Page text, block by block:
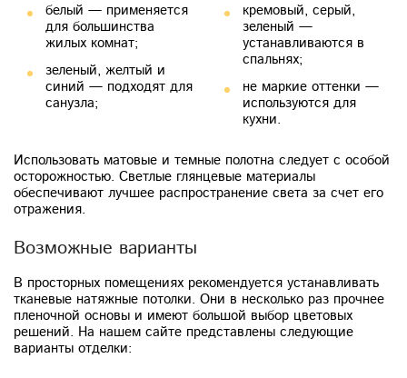
белый — применяется
для большинства
жилых комнат;
зеленый, желтый и
синий — подходят для
санузла;
кремовый, серый,
зеленый —
устанавливаются в
спальнях;
не маркие оттенки —
используются для
кухни.
Использовать матовые и темные полотна следует с особой
осторожностью. Светлые глянцевые материалы
обеспечивают лучшее распространение света за счет его
отражения.
Возможные варианты
В просторных помещениях рекомендуется устанавливать
тканевые натяжные потолки. Они в несколько раз прочнее
пленочной основы и имеют большой выбор цветовых
решений. На нашем сайте представлены следующие
варианты отделки: